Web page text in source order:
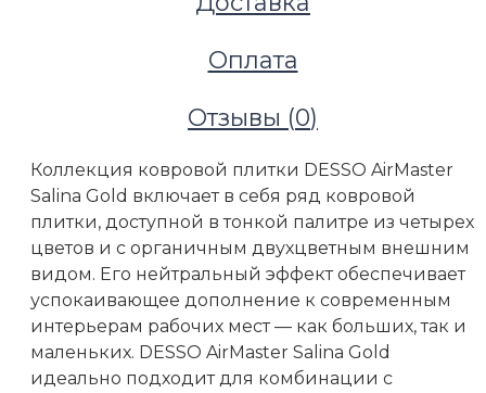
Оплата
Отзывы (0)
Коллекция ковровой плитки DESSO AirMaster
Salina Gold включает в себя ряд ковровой
плитки, доступной в тонкой палитре из четырех
цветов и с органичным двухцветным внешним
видом. Его нейтральный эффект обеспечивает
успокаивающее дополнение к современным
интерьерам рабочих мест — как больших, так и
маленьких. DESSO AirMaster Salina Gold
идеально подходит для комбинации с